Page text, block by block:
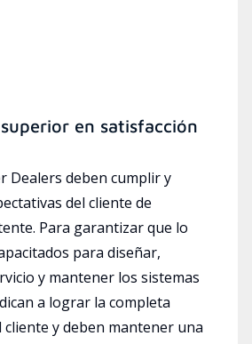
en satisfacción
Dealers deben cumplir y
del cliente de
Para garantizar que lo
para diseñar,
y mantener los sistemas
a lograr la completa
cliente y deben mantener una